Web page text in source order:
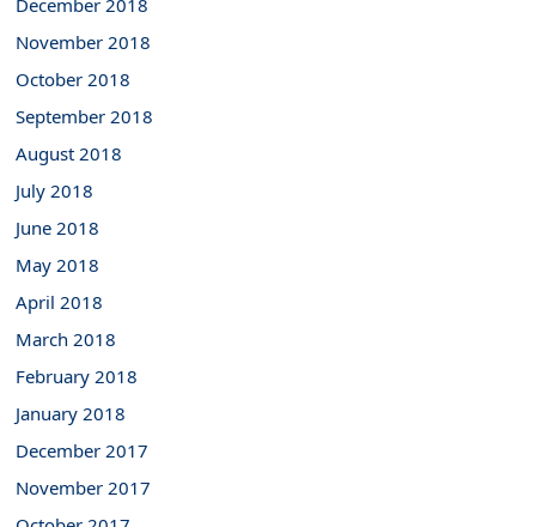
December 2018
November 2018
October 2018
September 2018
August 2018
July 2018
June 2018
May 2018
April 2018
March 2018
February 2018
January 2018
December 2017
November 2017